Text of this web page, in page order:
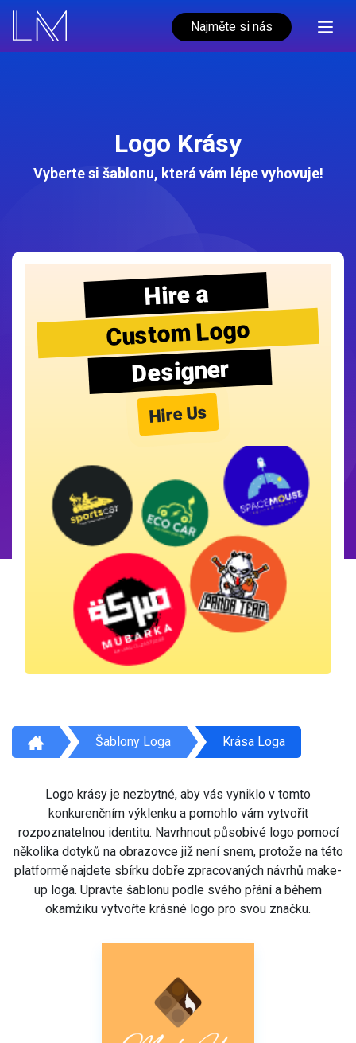
Najměte si nás
Logo Krásy
Vyberte si šablonu, která vám lépe vyhovuje!
Hire a
Custom Logo
Designer
Hire Us
Šablony Loga Krása Loga
Logo krásy je nezbytné, aby vás vyniklo v tomto
konkurenčním výklenku a pomohlo vám vytvořit
rozpoznatelnou identitu. Navrhnout působivé logo pomocí
několika dotyků na obrazovce již není snem, protože na této
platformě najdete sbírku dobře zpracovaných návrhů make-
up loga. Upravte šablonu podle svého přání a během
okamžiku vytvořte krásné logo pro svou značku.